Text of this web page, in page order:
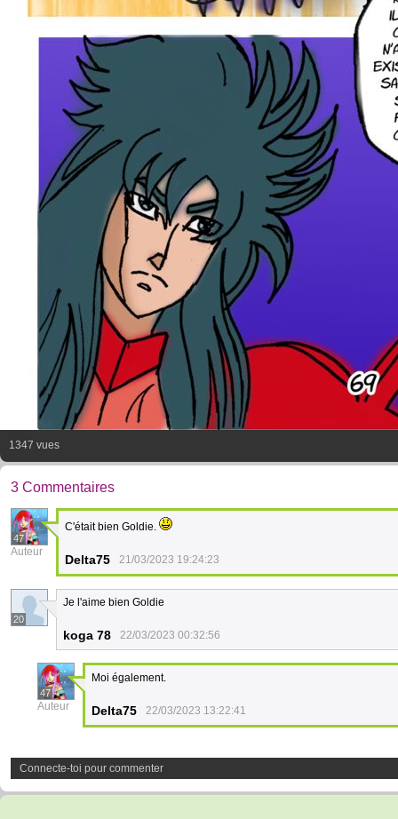
1347 vues
3 Commentaires
47
Auteur
C'était bien Goldie.
Delta75 21/03/2023 19:24:23
20
Je l'aime bien Goldie
koga 78 22/03/2023 00:32:56
47
Auteur
Moi également.
Delta75 22/03/2023 13:22:41
Connecte-toi pour commenter